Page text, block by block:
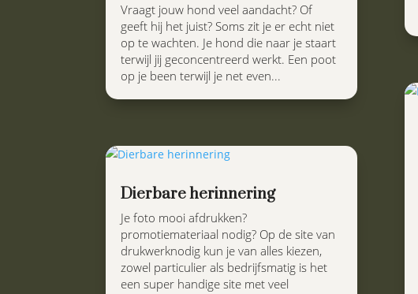
Vraagt jouw hond veel aandacht? Of
geeft hij het juist? Soms zit je er echt niet
op te wachten. Je hond die naar je staart
terwijl jij geconcentreerd werkt. Een poot
op je been terwijl je net even...
Dierbare herinnering
Je foto mooi afdrukken?
promotiemateriaal nodig? Op de site van
drukwerknodig kun je van alles kiezen,
zowel particulier als bedrijfsmatig is het
een super handige site met veel